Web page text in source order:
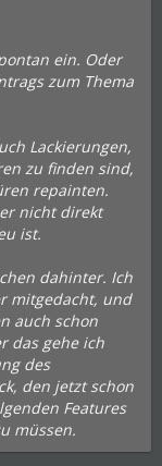
ein. Oder
zum Thema
Lackierungen,
zu finden sind,
repainten.
nicht direkt
ist.
dahinter. Ich
mitgedacht, und
auch schon
das gehe ich
des
den jetzt schon
Features
müssen.